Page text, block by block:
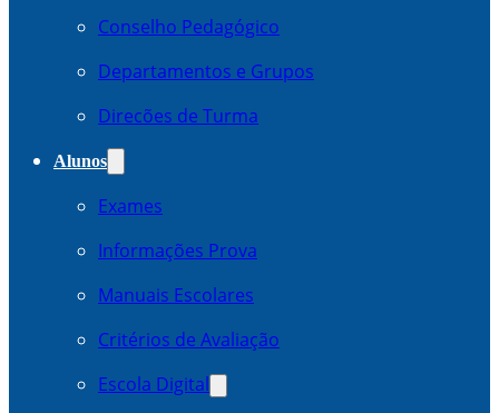
Conselho Pedagógico
Departamentos e Grupos
Direcões de Turma
Alunos
Exames
Informações Prova
Manuais Escolares
Critérios de Avaliação
Escola Digital